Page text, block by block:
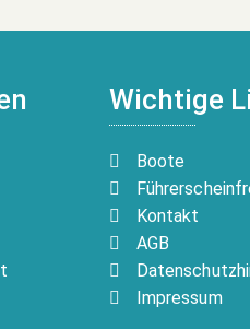
Wichtige
Boote
Kontakt
AGB
Impressum